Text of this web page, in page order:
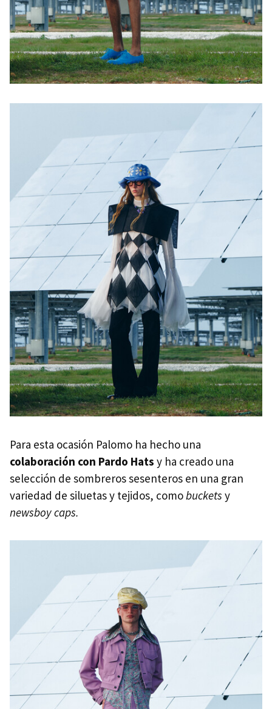
Para esta ocasión Palomo ha hecho una
colaboración con Pardo Hats y ha creado una
selección de sombreros sesenteros en una gran
variedad de siluetas y tejidos, comobuckets y
newsboy caps.